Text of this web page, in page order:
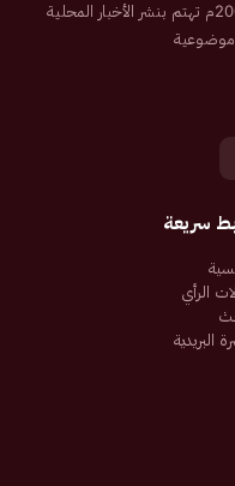
صحيفة إلكترونية سعودية تم تأسيسها عام 2007م تهتم بنشر الأخبار المحلية
سريعة
الرأي
البريدية